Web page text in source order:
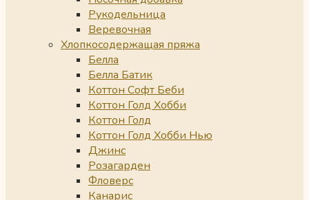
Рукодельница
Веревочная
Хлопкосодержащая пряжа
Белла
Белла Батик
Коттон Софт Беби
Коттон Голд Хобби
Коттон Голд
Коттон Голд Хобби Нью
Джинс
Розагарден
Фловерс
Канарис